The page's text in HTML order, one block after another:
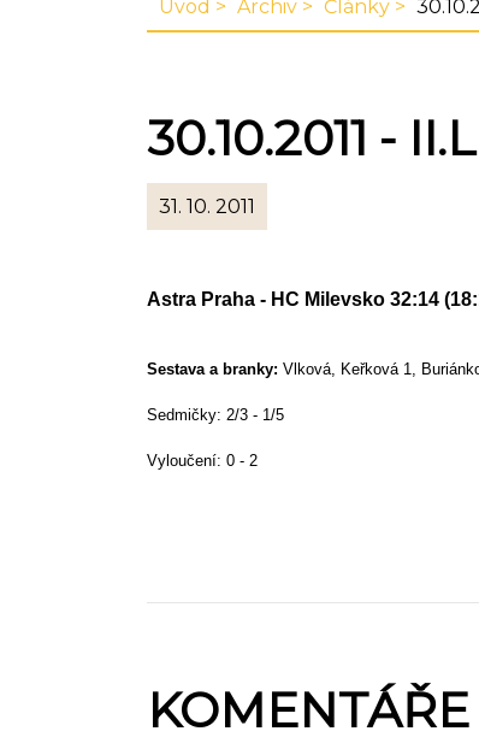
Úvod Archiv Články
30.10.2011 -
31. 10. 2011
Astra Praha - HC Milevsko 32:14
Sestava a branky: Vlková, Keřková 1,
Sedmičky: 2/3 - 1/5
Vyloučení: 0 - 2
KOMENTÁŘE